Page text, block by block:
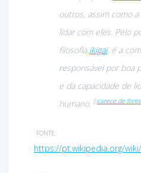
outros, assim como
lidar com eles. Pelo
filosofia ikigai, é a
responsável por boa
e da capacidade de
humano. [ carece de
FONTE:
https://pt.wikipedia.org/